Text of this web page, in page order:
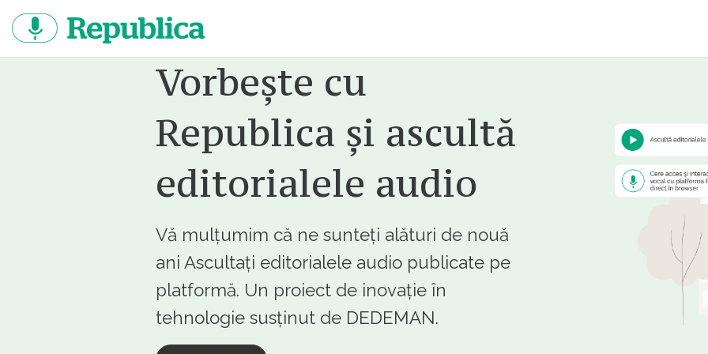
continut
Vorbește cu
Republica și ascultă
editorialele audio
Vă mulțumim că ne sunteți alături de nouă
ani Ascultați editorialele audio publicate pe
platformă. Un proiect de inovație în
tehnologie susținut de DEDEMAN.